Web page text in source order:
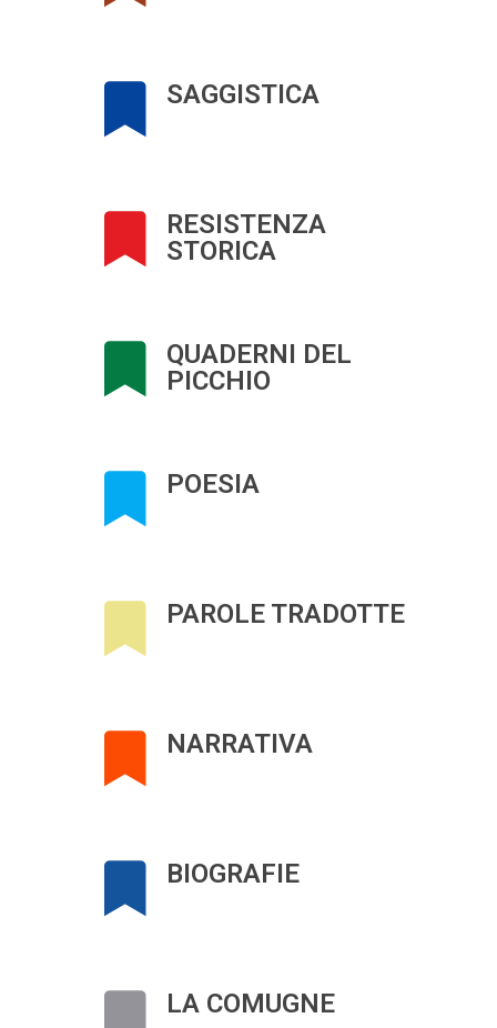
SAGGISTICA
RESISTENZA
STORICA
QUADERNI DEL
PICCHIO
POESIA
PAROLE TRADOTTE
NARRATIVA
BIOGRAFIE
LA COMUGNE